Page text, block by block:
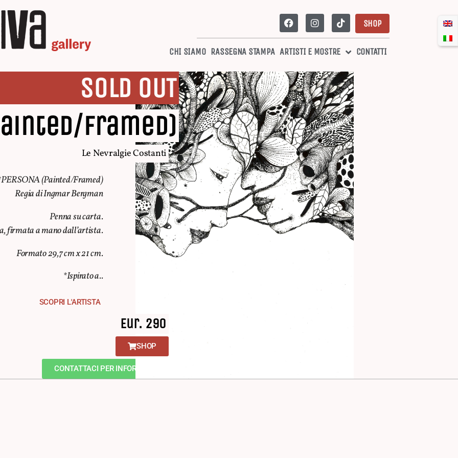
SHOP
CHI SIAMO RASSEGNA STAMPA ARTISTI E MOSTRE CONTATTI
SOLD OUT
Framed)
Le Nevralgie Costanti
(Painted/Framed)
Regia di Ingmar Bergman
Penna su carta.
firmata a mano dall’artista.
Formato 29,7 cm x 21 cm.
*Ispirato a..
SCOPRI L'ARTISTA
Eur. 290
SHOP
CONTATTACI PER INFORMAZIONI